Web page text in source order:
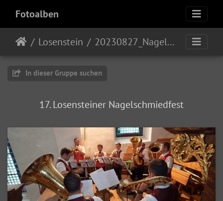
Fotoalben
Losenstein 20230827_Nagelschmiedsonntag
In dieser Gruppe suchen
17. Losensteiner Nagelschmiedfest